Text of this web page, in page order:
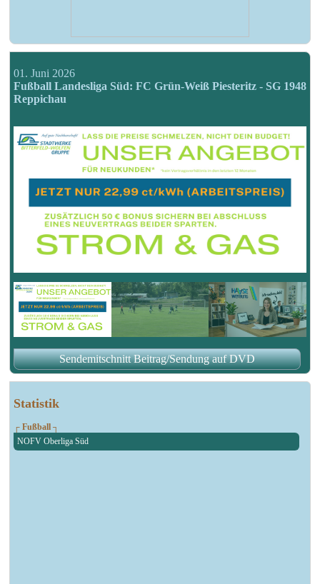
Statistik
┌ Fußball ┐
NOFV Oberliga Süd
01. Juni 2026
Fußball Landesliga Süd: FC Grün-Weiß Piesteritz - SG 1948
Reppichau
Sendemitschnitt Beitrag/Sendung auf DVD